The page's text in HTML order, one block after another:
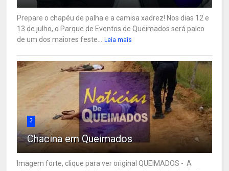
Prepare o chapéu de palha e a camisa xadrez! Nos dias 12 e
13 de julho, o Parque de Eventos de Queimados será palco
de um dos maiores feste...
Leia mais
3
Chacina em Queimados
Imagem forte, clique para ver original QUEIMADOS - A